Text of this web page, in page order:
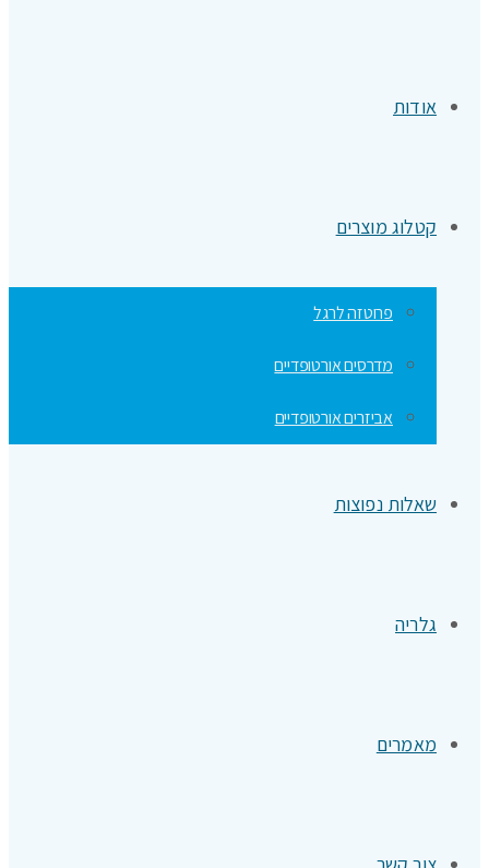
אודות
קטלוג מוצרים
פרוטזה לרגל
מדרסים אורטופדיים
אביזרים אורטופדיים
שאלות נפוצות
גלריה
מאמרים